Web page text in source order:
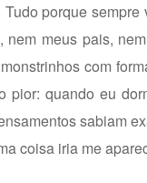
porque
nem meus pais,
com
pior: quando eu
sabiam
coisa iria me